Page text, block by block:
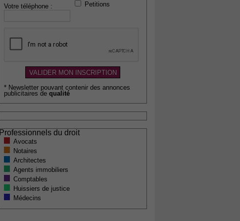
Votre téléphone :
Petitions
* Newsletter pouvant contenir des annonces
publicitaires de qualité
Professionnels du droit
Avocats
Notaires
Architectes
Agents immobiliers
Comptables
Huissiers de justice
Médecins